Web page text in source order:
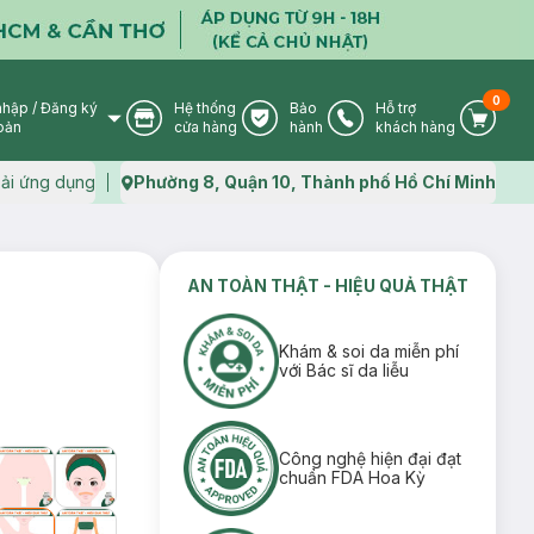
User Icon
/ Đăng ký
Store Icon
Hệ thống
cửa hàng
Warranty Icon
Bảo
hành
Phone Icon
Hỗ trợ
khách hàng
Cart
0
ứng dụng Map icon
Phường 8, Quận 10, Thành phố Hồ Chí Minh
AN TOÀN THẬT - HIỆU QUẢ THẬT
Khám & soi da miễn phí
với Bác sĩ da liễu
Công nghệ hiện đại đạt
chuẩn FDA Hoa Kỳ